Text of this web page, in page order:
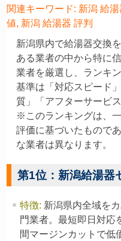
関連キーワード: 新潟 給
値, 新潟 給湯器 評判
新潟県内で給湯器交換
ある業者の中から特に
業者を厳選し、ランキ
基準は「対応スピード
質」「アフターサービ
※このランキングは、
評価に基づいたもので
な業者は異なります。
第1位：新潟給湯器
特徴: 新潟県内全域を
門業者。最短即日対応
間マージンカットで低